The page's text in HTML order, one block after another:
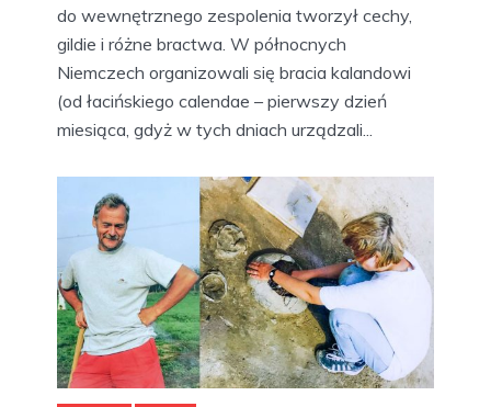
do wewnętrznego zespolenia tworzył cechy,
gildie i różne bractwa. W północnych
Niemczech organizowali się bracia kalandowi
(od łacińskiego calendae – pierwszy dzień
miesiąca, gdyż w tych dniach urządzali...